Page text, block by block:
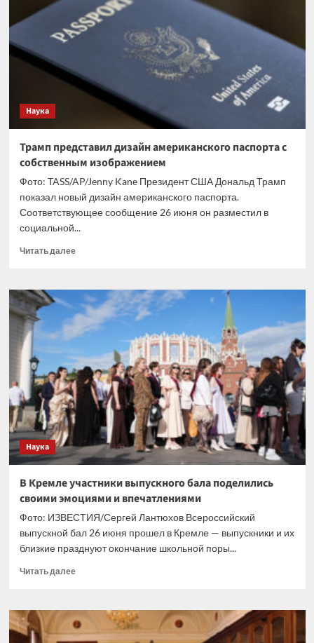
КСИР
по
США
в
регионе
Наука
Трамп представил дизайн американского паспорта с
собственным изображением
Фото: TASS/AP/Jenny Kane Президент США Дональд Трамп
показал новый дизайн американского паспорта.
Соответствующее сообщение 26 июня он разместил в
социальной...
Читать далееПрочитать
Трамп
представил
дизайн
американского
с
собственным
изображением
Наука
В Кремле участники выпускного бала поделились
своими эмоциями и впечатлениями
Фото: ИЗВЕСТИЯ/Сергей Лантюхов Всероссийский
выпускной бал 26 июня прошел в Кремле — выпускники и их
близкие празднуют окончание школьной поры...
Читать далееПрочитать
В
Кремле
участники